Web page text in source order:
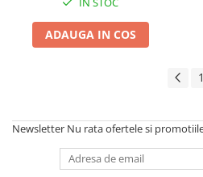
ADAUGA IN COS
1
Newsletter Nu rata ofertele si